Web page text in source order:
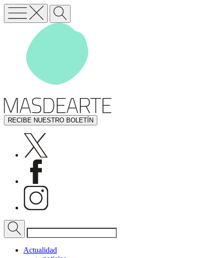
RECIBE NUESTRO BOLETÍN
Actualidad